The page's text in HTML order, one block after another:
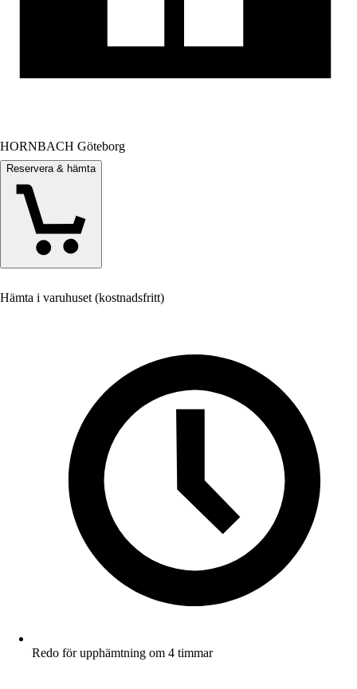
HORNBACH Göteborg
Reservera & hämta
Hämta i varuhuset (kostnadsfritt)
Redo för upphämtning om 4 timmar